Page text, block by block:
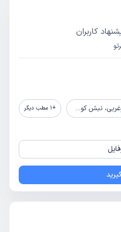
کاربران
چهارداروخانه داش بلاغی +
1 مطب دیگر